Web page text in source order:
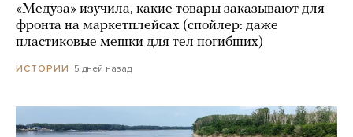
«Медуза» изучила, какие товары заказывают для
фронта на маркетплейсах (спойлер: даже
пластиковые мешки для тел погибших)
ИСТОРИИ 5 дней назад